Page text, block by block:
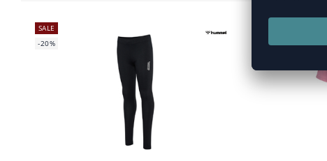
SALE
-20%
-20%